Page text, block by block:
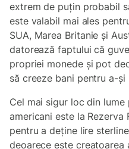
extrem de puțin probabil
este valabil mai ales
SUA, Marea Britanie și
datorează faptului că
propriei monede și pot
să creeze bani pentru a-
Cel mai sigur loc din
americani este la Rezerva
pentru a deține lire
deoarece este creatoarea